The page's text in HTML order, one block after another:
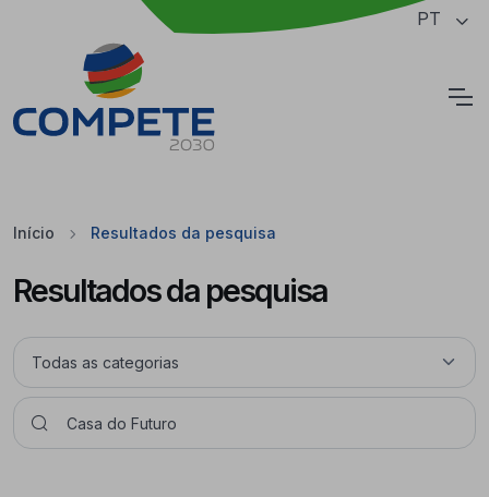
Saltar para o conteúdo principal da página PT
Início Resultados da pesquisa
Resultados da pesquisa